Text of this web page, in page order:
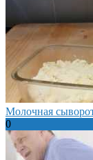
Молочная
0